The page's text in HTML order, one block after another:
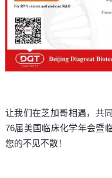
让我们在芝加哥相遇，共
76届美国临床化学年会暨
您的不见不散！